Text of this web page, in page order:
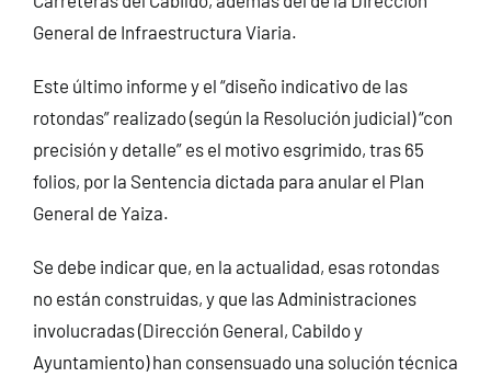
General de Infraestructura Viaria.
Este último informe y el “diseño indicativo de las
rotondas” realizado (según la Resolución judicial) “con
precisión y detalle” es el motivo esgrimido, tras 65
folios, por la Sentencia dictada para anular el Plan
General de Yaiza.
Se debe indicar que, en la actualidad, esas rotondas
no están construidas, y que las Administraciones
involucradas (Dirección General, Cabildo y
Ayuntamiento) han consensuado una solución técnica